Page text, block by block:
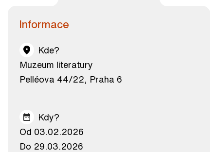
Informace
Kde?
Muzeum literatury
Pelléova 44/22, Praha 6
Kdy?
Od 03.02.2026
Do 29.03.2026